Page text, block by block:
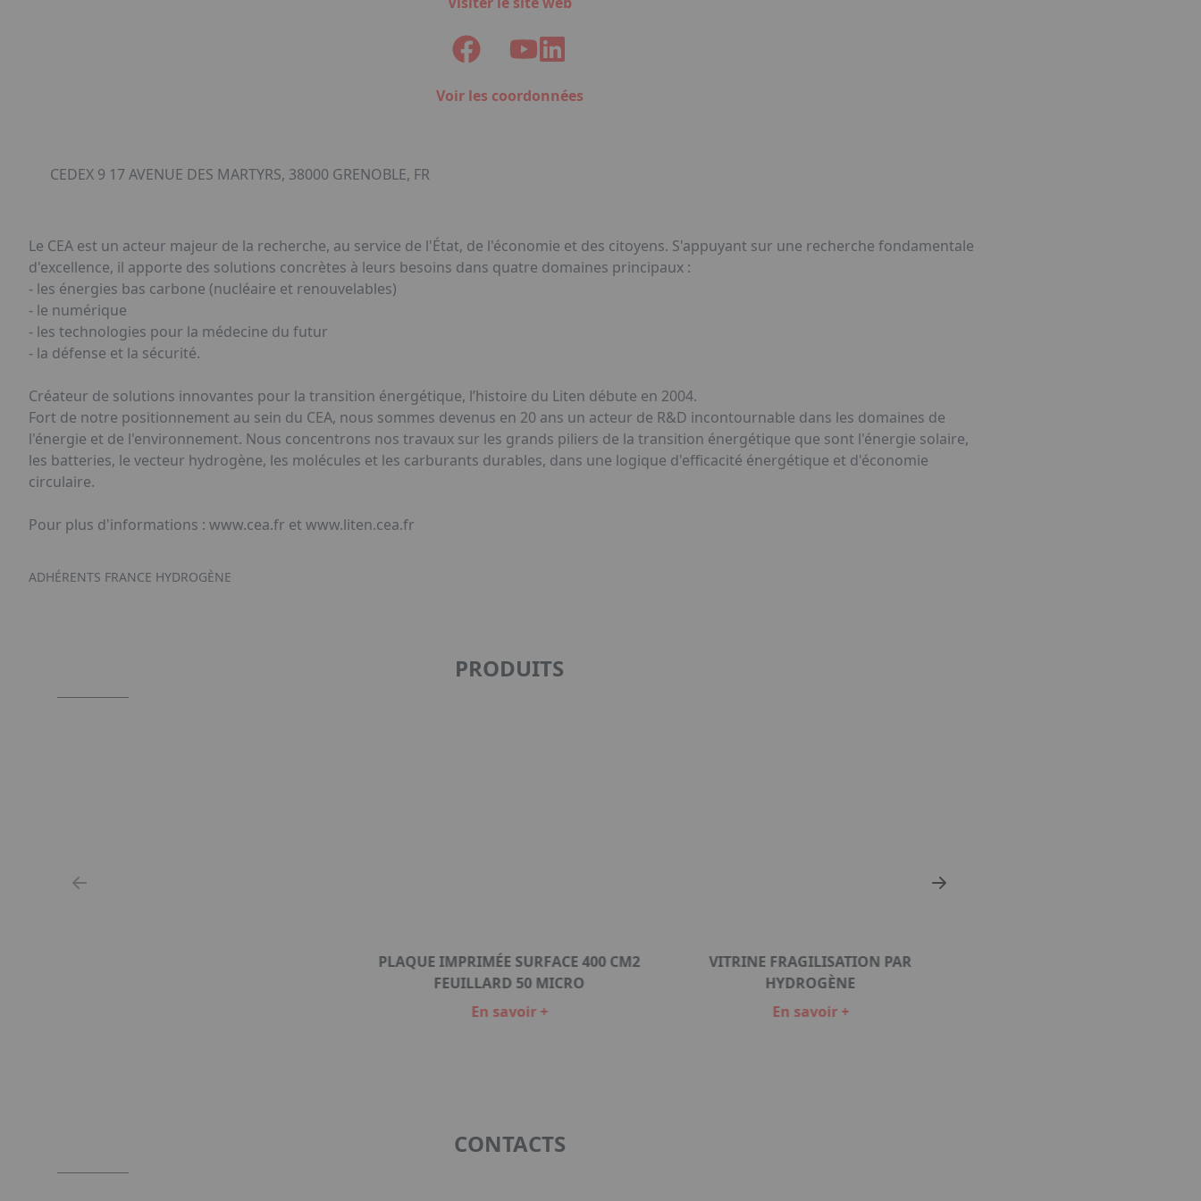
Voir les coordonnées
CEDEX 9 17 AVENUE DES MARTYRS, 38000 GRENOBLE, FR
Le CEA est un acteur majeur de la recherche, au service de l'État, de l'économie et des citoyens. S'appuyant sur une recherche fondamentale
d'excellence, il apporte des solutions concrètes à leurs besoins dans quatre domaines principaux :
- les énergies bas carbone (nucléaire et renouvelables)
- le numérique
- les technologies pour la médecine du futur
- la défense et la sécurité.
​​Créateur de solutions innovantes pour la transition énergétique​, l’histoire du Liten débute en 2004.
Fort de notre positionnement au sein du CEA, nous sommes devenus en 20 ans un acteur de R&D incontournable dans les domaines de
l'énergie et de l'environnement. Nous concentrons nos travaux sur les grands piliers de la transition énergétique que sont l'énergie solaire,
les batteries, le vecteur hydrogène, les molécules et les carburants durables, dans une logique d'efficacité énergétique et d'économie
circulaire.
Pour plus d'informations : www.cea.fr et www.liten.cea.fr
ADHÉRENTS FRANCE HYDROGÈNE
PRODUITS
PLAQUE IMPRIMÉE SURFACE 400 CM2
FEUILLARD 50 MICRO
En savoir +
VITRINE FRAGILISATION PAR
HYDROGÈNE
En savoir +
CONTACTS